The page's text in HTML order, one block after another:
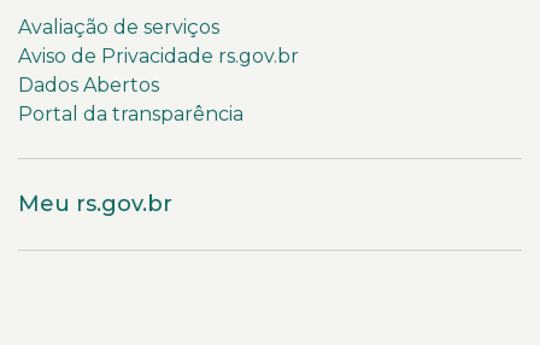
Avaliação de serviços
Aviso de Privacidade rs.gov.br
Dados Abertos
Portal da transparência
Meu rs.gov.br